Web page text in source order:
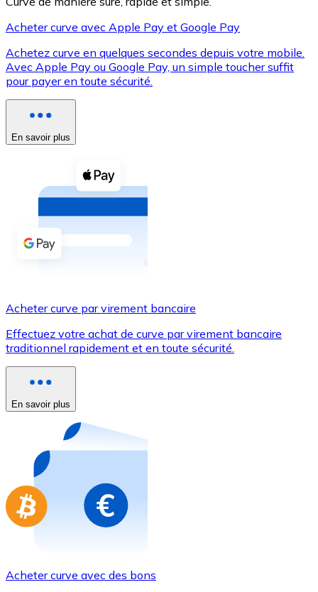
XRP
XRP
Voir toutes
Coupons crypto
Achetez des cryptomonnaies en espèces et d'autres
Acheter avec espèces
Virement SEPA
Utilisez les cartes Visa et Mastercard pour acheter
Acheter avec carte
Nouveau
Achetez des cartes-cadeaux de vos marques
Aller à la boutique de cartes-cadeaux
Acheter curve avec Apple Pay et Google Pay
Achetez curve en quelques secondes depuis votre mobile.
Avec Apple Pay ou Google Pay, un simple toucher suffit
pour payer en toute sécurité.
En savoir plus
Acheter curve par virement bancaire
Effectuez votre achat de curve par virement bancaire
traditionnel rapidement et en toute sécurité.
En savoir plus
Acheter curve avec des bons